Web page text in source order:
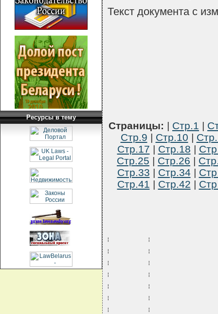
Ресурсы в тему
Текст документа с
Страницы: | Стр.1 |
Стр.9 | Стр.10 |
Стр.17 | Стр.18 |
Стр.25 | Стр.26 |
Стр.33 | Стр.34 |
Стр.41 | Стр.42 |
¦           ¦
¦           ¦
¦           ¦
¦           ¦
¦           ¦
¦           ¦
¦           ¦